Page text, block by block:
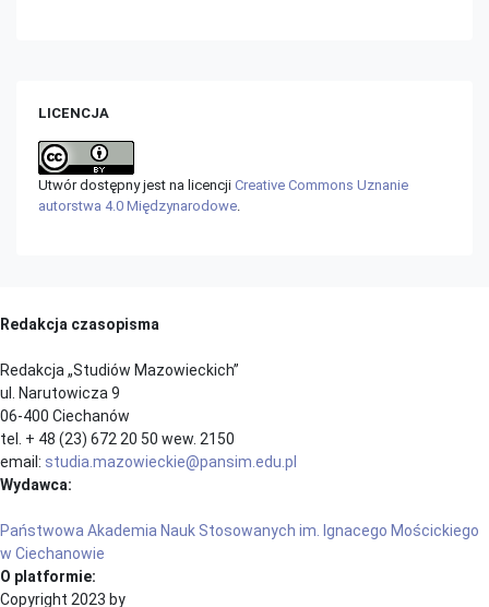
LICENCJA
Utwór dostępny jest na licencji Creative Commons Uznanie
autorstwa 4.0 Międzynarodowe
Redakcja czasopisma
Redakcja „Studiów Mazowieckich”
ul. Narutowicza 9
06-400 Ciechanów
tel. + 48 (23) 672 20 50 wew. 2150
email: studia.mazowieckie@pansim.edu.pl
Wydawca:
Państwowa Akademia Nauk Stosowanych im. Ignacego Mościckiego
w Ciechanowie
O platformie:
Copyright 2023 by